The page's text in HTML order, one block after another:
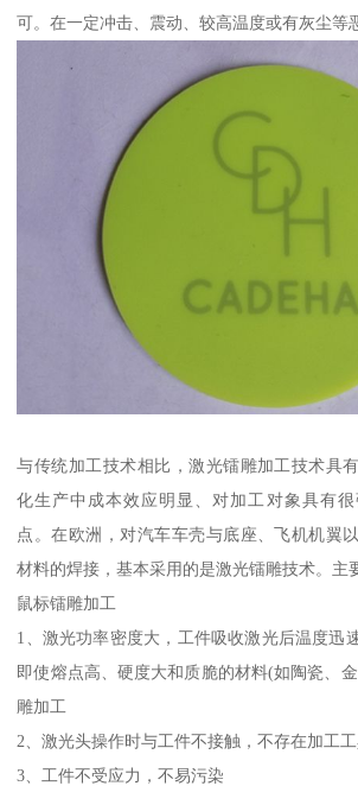
可。在一定冲击、震动、较高温度或有灰尘等
与传统加工技术相比，激光镭雕加工技术具
化生产中成本效应明显、对加工对象具有
点。在欧洲，对汽车车壳与底座、飞机机翼
材料的焊接，基本采用的是激光镭雕技术。主
鼠标镭雕加工
1、激光功率密度大，工件吸收激光后温度迅
即使熔点高、硬度大和质脆的材料(如陶瓷、
雕加工
2、激光头操作时与工件不接触，不存在加工
3、工件不受应力，不易污染